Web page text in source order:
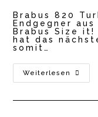
Brabus 820
Endgegner
Brabus Size
hat das
somit…
Weiterlesen
Brabus
820